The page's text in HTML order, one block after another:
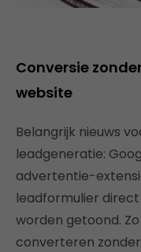
Conversie
website
Belangrijk nieuws
leadgeneratie:
advertentie-
leadformulier
worden getoond.
converteren